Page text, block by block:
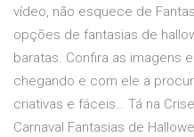
vídeo, não esquece de
opções de fantasias de
baratas. Confira as imagens
chegando e com ele a
criativas e fáceis… Tá na
Carnaval Fantasias de